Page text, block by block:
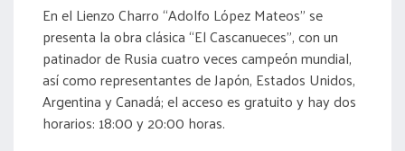
En el Lienzo Charro “Adolfo López Mateos” se
presenta la obra clásica “El Cascanueces”, con un
patinador de Rusia cuatro veces campeón mundial,
así como representantes de Japón, Estados Unidos,
Argentina y Canadá; el acceso es gratuito y hay dos
horarios: 18:00 y 20:00 horas.